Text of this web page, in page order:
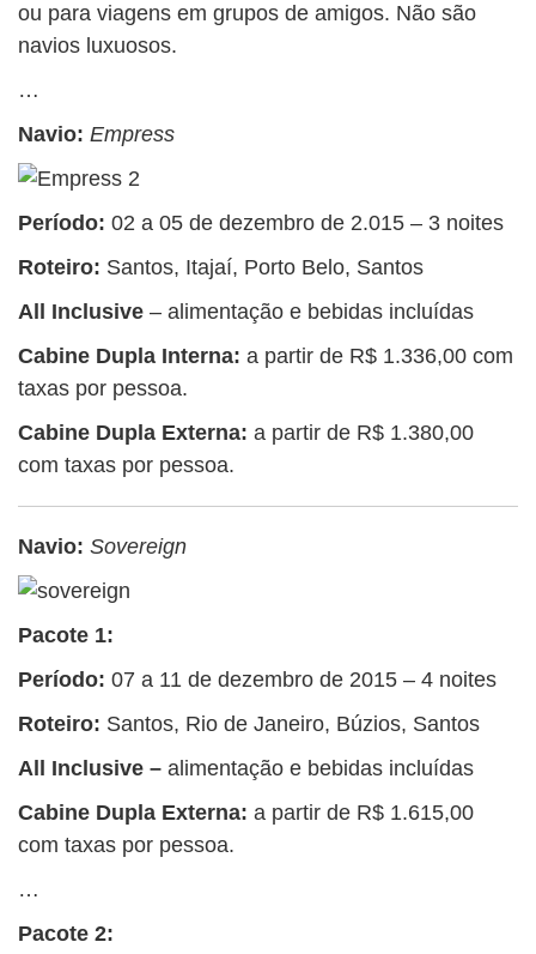
ou para viagens em grupos de amigos. Não são
navios luxuosos.
…
Navio: Empress
Período: 02 a 05 de dezembro de 2.015 – 3 noites
Roteiro: Santos, Itajaí, Porto Belo, Santos
All Inclusive – alimentação e bebidas incluídas
Cabine Dupla Interna: a partir de R$ 1.336,00 com
taxas por pessoa.
Cabine Dupla Externa: a partir de R$ 1.380,00
com taxas por pessoa.
Navio: Sovereign
Pacote 1:
Período: 07 a 11 de dezembro de 2015 – 4 noites
Roteiro: Santos, Rio de Janeiro, Búzios, Santos
All Inclusive – alimentação e bebidas incluídas
Cabine Dupla Externa: a partir de R$ 1.615,00
com taxas por pessoa.
…
Pacote 2: